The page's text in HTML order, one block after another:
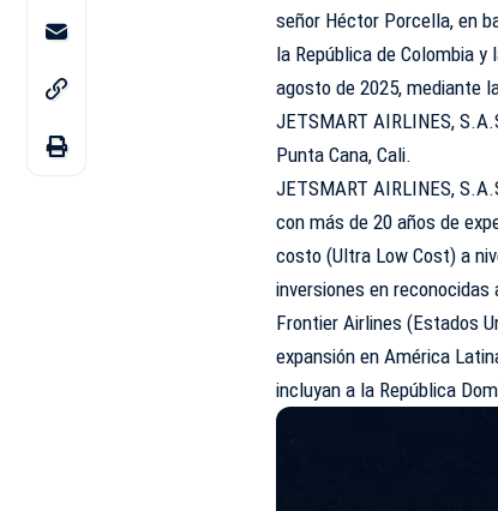
señor Héctor Porcella, en
la República de Colombia
agosto de 2025, mediante
JETSMART AIRLINES,
Punta Cana, Cali.
JETSMART AIRLINES,
con más de 20 años de
costo (Ultra Low Cost) a
inversiones en
Frontier Airlines (Estados
expansión en América
incluyan a la República